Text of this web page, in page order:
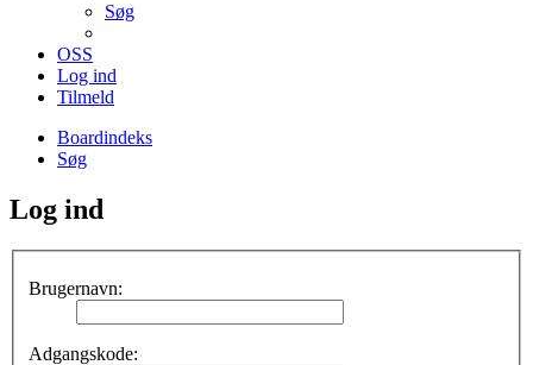
Søg
OSS
Log ind
Tilmeld
Boardindeks
Søg
Log ind
Brugernavn:
Adgangskode: